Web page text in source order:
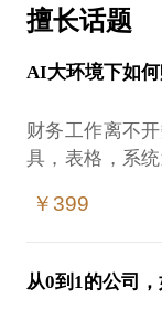
擅长话题
AI大环境下如
财务工作离不
具，表格，系
多部门沟通的
￥399
从0到1的公司